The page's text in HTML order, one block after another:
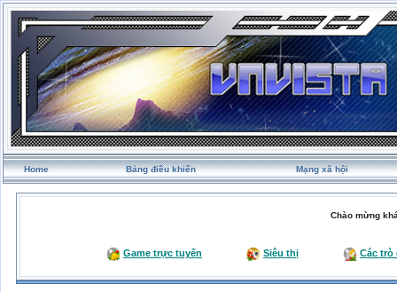
Home Bảng điều khiển Mạng xã hội
Chào mừng
Game trực tuyến Siêu thị Các trò